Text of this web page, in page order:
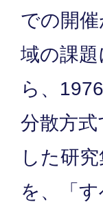
での開
域の課
ら、
分散方
した研
を、「